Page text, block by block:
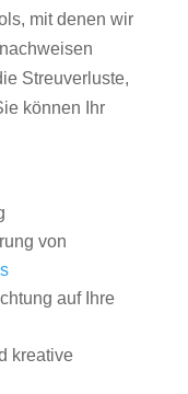
mit denen wir
Streuverluste,
können Ihr
von
auf Ihre
kreative